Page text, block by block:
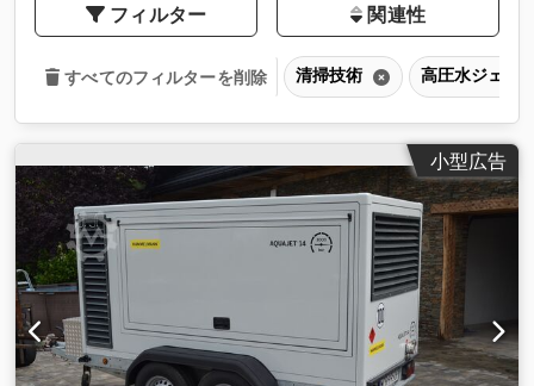
フィルター 関連性
すべてのフィルターを削除 清掃技術 高圧水ジェッ
小型広告